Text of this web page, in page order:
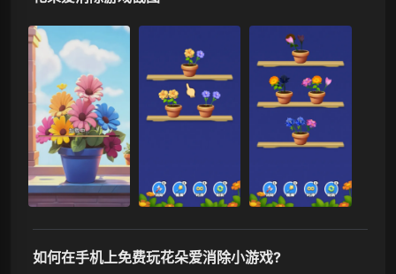
如何在手机上免费玩花朵爱消除小游戏?